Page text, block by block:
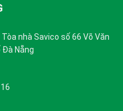
Tòa nhà Savico số 66 Võ Văn
Đà Nẵng